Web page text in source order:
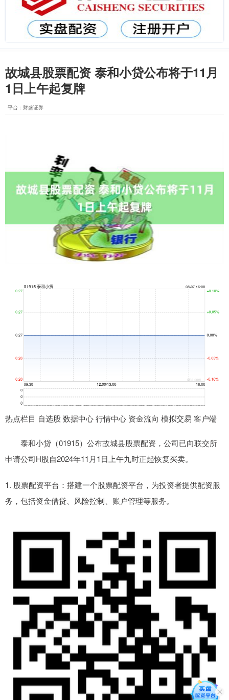
故城县股票配资 泰和小贷公布将于11月
1日上午起复牌
平台：财盛证券
热点栏目 自选股 数据中心 行情中心 资金流向 模拟交易 客户端
泰和小贷（01915）公布故城县股票配资，公司已向联交所
申请公司H股自2024年11月1日上午九时正起恢复买卖。
1. 股票配资平台：搭建一个股票配资平台，为投资者提供配资服
务，包括资金借贷、风险控制、账户管理等服务。